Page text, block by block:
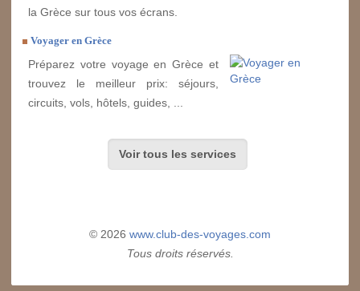
la Grèce sur tous vos écrans.
Voyager en Grèce
Préparez votre voyage en Grèce et
trouvez le meilleur prix: séjours,
circuits, vols, hôtels, guides, ...
Voir tous les services
© 2026 www.club-des-voyages.com
Tous droits réservés.